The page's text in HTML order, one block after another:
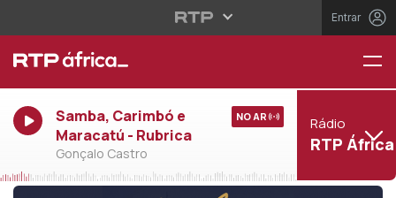
Entrar
Samba, Carimbó e
Maracatú - Rubrica
Gonçalo Castro
NO AR Rádio
RTP África